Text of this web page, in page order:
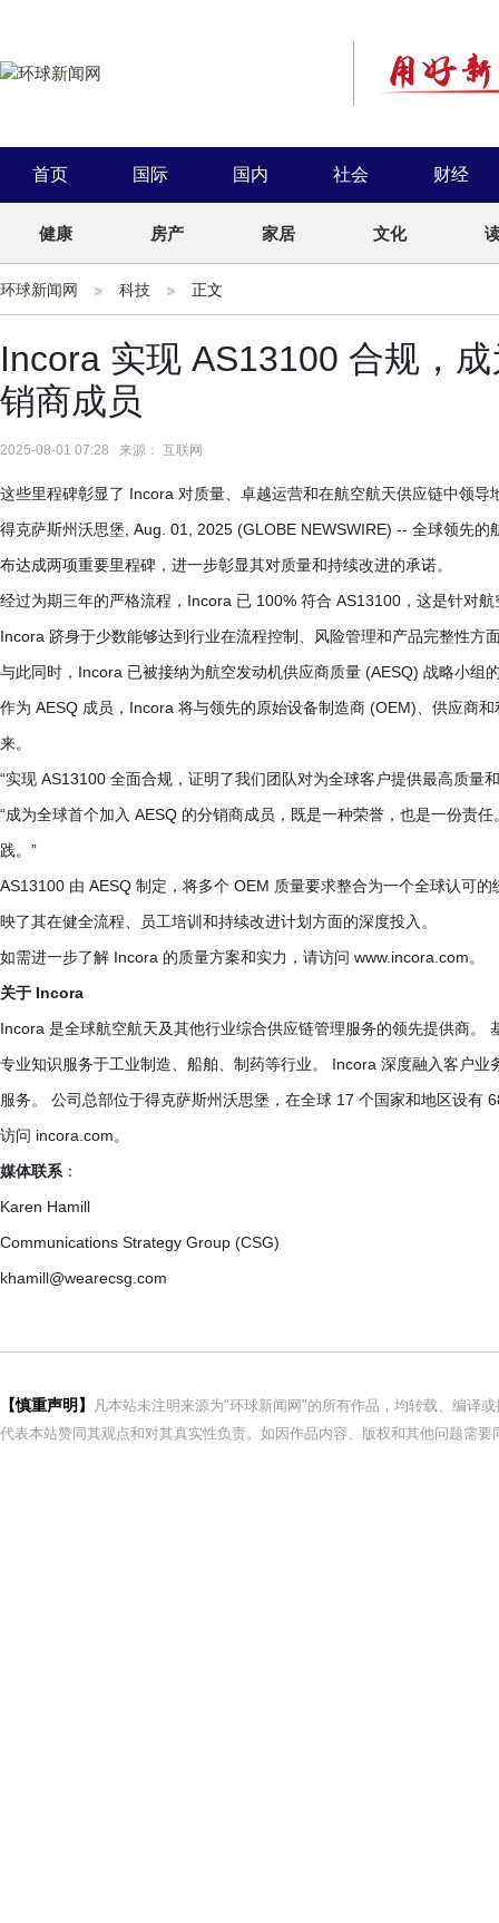
首页 国际 国内 社会 财经
健康 房产 家居 文化
环球新闻网 科技 正文
Incora 实现 AS13100 合规，
销商成员
2025-08-01 07:28 来源： 互联网
这些里程碑彰显了 Incora 对质量、卓越运营和在航空航天供应链中领导
得克萨斯州沃思堡, Aug. 01, 2025 (GLOBE NEWSWIRE) -- 全球领先
布达成两项重要里程碑，进一步彰显其对质量和持续改进的承诺。
经过为期三年的严格流程，Incora 已 100% 符合 AS13100，这是针对
Incora 跻身于少数能够达到行业在流程控制、风险管理和产品完整性方
与此同时，Incora 已被接纳为航空发动机供应商质量 (AESQ) 战略小组
作为 AESQ 成员，Incora 将与领先的原始设备制造商 (OEM)、供应商
来。
“实现 AS13100 全面合规，证明了我们团队对为全球客户提供最高质量
“成为全球首个加入 AESQ 的分销商成员，既是一种荣誉，也是一份责
践。”
AS13100 由 AESQ 制定，将多个 OEM 质量要求整合为一个全球认可
映了其在健全流程、员工培训和持续改进计划方面的深度投入。
如需进一步了解 Incora 的质量方案和实力，请访问 www.incora.com。
关于 Incora
Incora 是全球航空航天及其他行业综合供应链管理服务的领先提供商
专业知识服务于工业制造、船舶、制药等行业。 Incora 深度融入客户
服务。 公司总部位于得克萨斯州沃思堡，在全球 17 个国家和地区设有
访问 incora.com。
媒体联系 ：
Karen Hamill
Communications Strategy Group (CSG)
khamill@wearecsg.com
【慎重声明】
凡本站未注明来源为"环球新闻网"的所有作品，均转载、编译
代表本站赞同其观点和对其真实性负责。如因作品内容、版权和其他问题需